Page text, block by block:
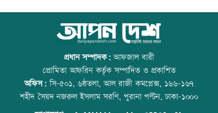
নিরাপত্তা পেলে দেশে ফিরতে চান সাকিব
সাকিবের দেশে ফেরার সুযোগ নেই: ক্রীড়া
প্রতিমন্ত্রী
কোরআন-হাদিসে নামাজ না পড়ার শাস্তি
উত্থান-পতনের বাজারে আজ স্বর্ণের ভরি কত
প্রধান সম্পাদক:আফজাল বারী
প্রোমিতা আফরিন কর্তৃক সম্পাদিত ও প্রকাশিত
অফিস:সি-৫০১, ৬ষ্ঠতলা, আল রাজী কমপ্লেক্স, ১৬৬-১৬৭
শহীদ সৈয়দ নজরুল ইসলাম সরণি, পুরানা পল্টন, ঢাকা-১০০০